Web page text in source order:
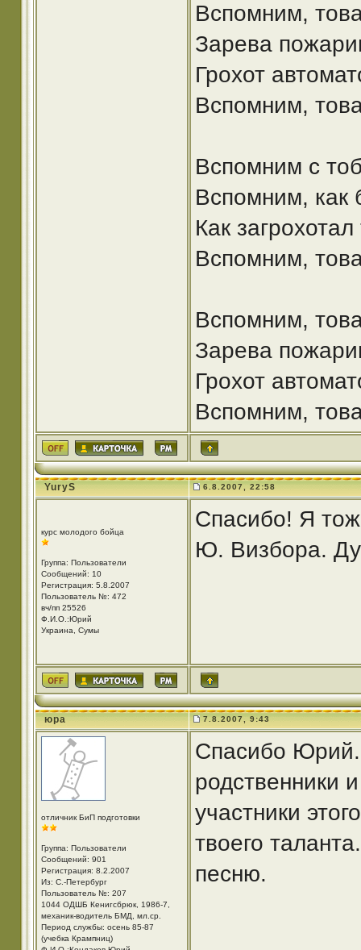
Вспомним,
Зарева
Грохот
Вспомним,
Вспомним с
Вспомним, как
Как
Вспомним,
Вспомним,
Зарева
Грохот
Вспомним,
YuryS 6.8.2007, 22:58
курс молодого бойца
Группа: Пользователи
Сообщений: 10
Регистрация: 5.8.2007
Пользователь №: 472
вч/пп 25526
Ф.И.О.:Юрий
Украина, Сумы
Спасибо! Я
Ю. Визбора.
юра 7.8.2007, 9:43
отличник БиП подготовки
Группа: Пользователи
Сообщений: 901
Регистрация: 8.2.2007
Из: С.-Петербург
Пользователь №: 207
1044 ОДШБ Кенигсбрюк, 1986-7,
механик-водитель БМД, мл.ср.
Период службы: осень 85-87
(учебка Крампниц)
Спасибо
родственники
участники
твоего
песню.